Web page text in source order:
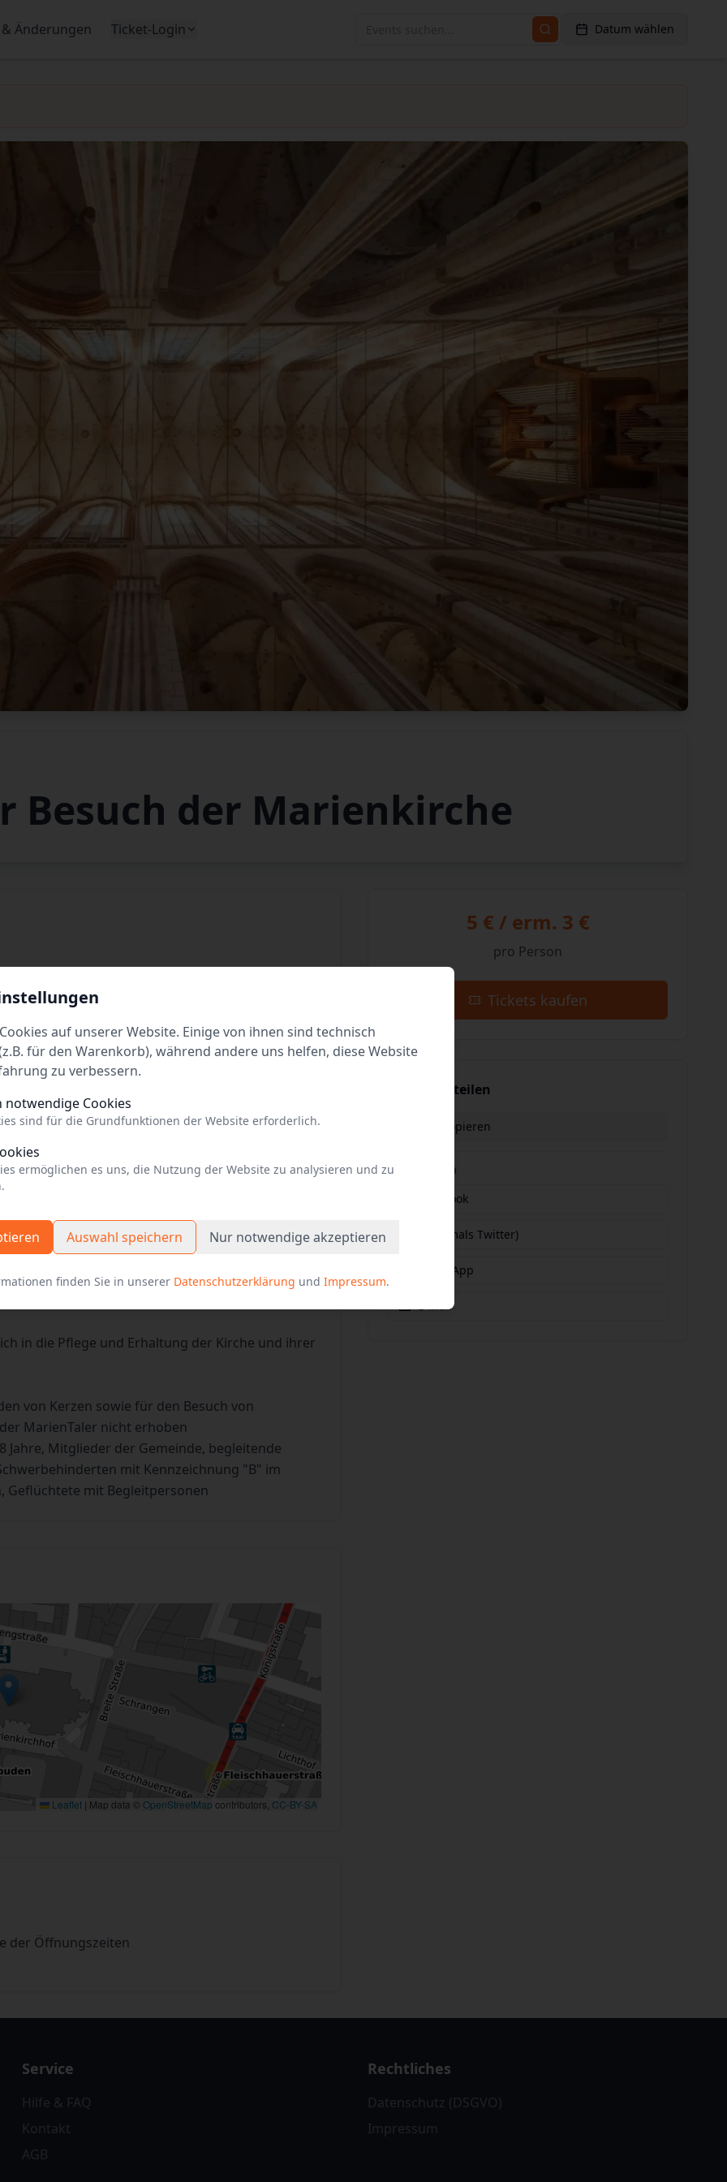
Änderungen Ticket-Login Datum wählen
Besuch der Marienkirche
Dienstag
Donnerstag 10:00 - 18:00
Samstag
der Webseite der Einrichtung
Geschichte
in die Pflege und Erhaltung der Kirche und ihrer
von Kerzen sowie für den Besuch von
MarienTaler nicht erhoben
Jahre, Mitglieder der Gemeinde, begleitende
mit Kennzeichnung "B" im
Geflüchtete mit Begleitpersonen
Leaflet | Map data ©OpenStreetMap contributors, CC-BY-SA
der Öffnungszeiten
5 € / erm. 3 €
pro Person
Tickets kaufen
Event teilen
Link kopieren
Social Media
Facebook
X (vormals Twitter)
WhatsApp
E-Mail
Service
Hilfe & FAQ
Kontakt
AGB
Rechtliches
Datenschutz (DSGVO)
Impressum
auf unserer Website. Einige von ihnen sind technisch
für den Warenkorb), während andere uns helfen, diese Website
zu verbessern.
notwendige Cookies
sind für die Grundfunktionen der Website erforderlich.
ermöglichen es uns, die Nutzung der Website zu analysieren und zu
Auswahl speichern Nur notwendige akzeptieren
finden Sie in unserer Datenschutzerklärung und Impressum.